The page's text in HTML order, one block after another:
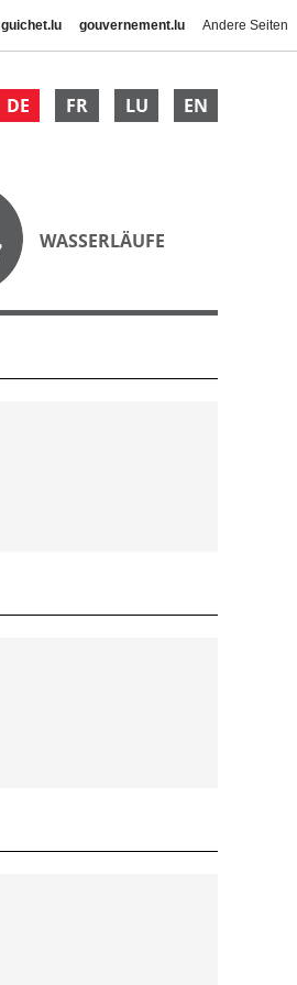
guichet.lu gouvernement.lu Andere Seiten
DE FR LU EN
WASSERLÄUFE